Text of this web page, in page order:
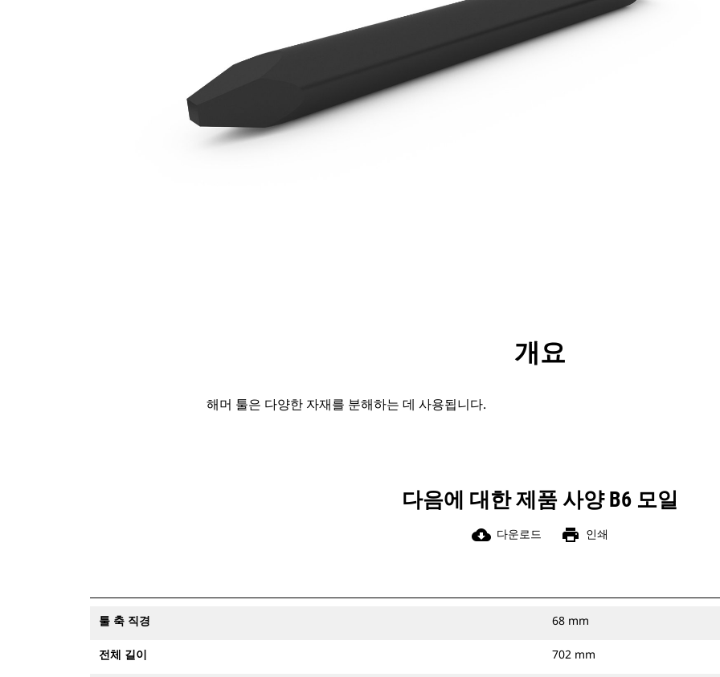
투어
개요
해머 툴은 다양한 자재를 분해하는 데 사용됩니다.
다음에 대한 제품 사양 B6 모일
cloud_download 다운로드 print 인쇄
툴 축 직경 68 mm
전체 길이 702 mm